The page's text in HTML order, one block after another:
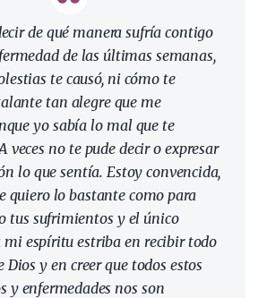
de qué manera sufría contigo
de las últimas semanas,
te causó, ni cómo te
tan alegre que me
yo sabía lo mal que te
veces no te pude decir o expresar
lo que sentía. Estoy convencida,
quiero lo bastante como para
tus sufrimientos y el único
mi espíritu estriba en recibir todo
Dios y en creer que todos estos
y enfermedades nos son